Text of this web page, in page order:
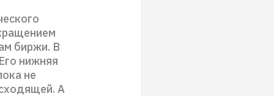
биржи. В
нижняя
не
А